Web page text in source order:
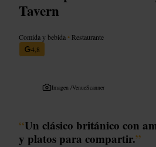
Tavern
Comida y bebida • Restaurante
4,8
Imagen /VenueScanner
“Un clásico británico con
y platos para compartir.”